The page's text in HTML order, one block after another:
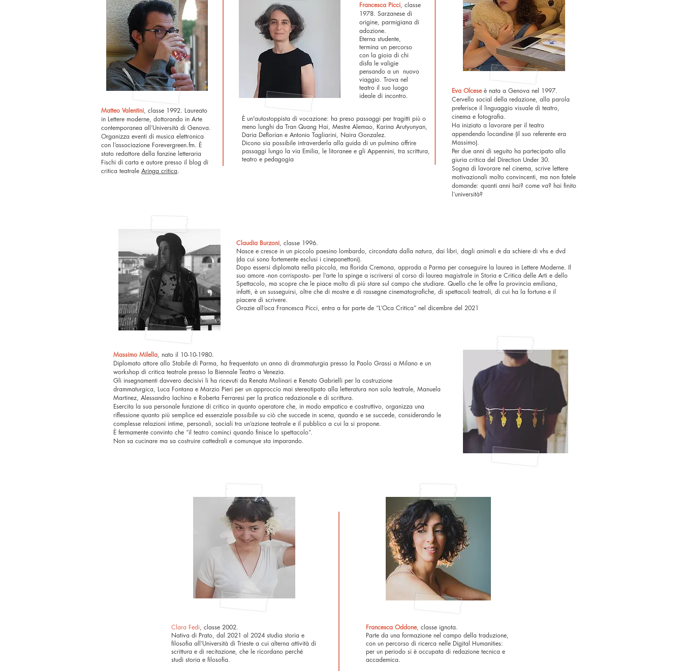
Francesca Picci, classe
1978. Sarzanese di
origine, parmigiana di
adozione.
Eterna studente,
termina un percorso
con la gioia di chi
disfa le valigie
pensando a un nuovo
viaggio. Trova nel
teatro il suo luogo
ideale di incontro.
Matteo Valentini, classe 1992. Laureato
in Lettere moderne, dottorando in Arte
contemporanea all’Università di Genova.
Organizza eventi di musica elettronica
con l’associazione Forevergreen.fm. È
stato redattore della fanzine letteraria
Fischi di carta e autore presso il blog di
critica teatrale Aringa critica.
È un'autostoppista di vocazione: ha preso passaggi per tragitti più o
meno lunghi da Tran Quang Hai, Mestre Alemao, Karina Arutyunyan,
Daria Deflorian e Antonio Tagliarini, Naira Gonzalez.
Dicono sia possibile intraverderla alla guida di un pulmino offrire
passaggi lungo la via Emilia, le litoranee e gli Appennini, tra scrittura,
teatro e pedagogia
Eva Olceseè nata a Genova nel 1997.
Cervello social della redazione, alla parola
preferisce il linguaggio visuale di teatro,
cinema e fotografia.
Ha iniziato a lavorare per il teatro
appendendo locandine (il suo referente era
Massimo).
Per due anni di seguito ha partecipato alla
giuria critica del Direction Under 30.
Sogna di lavorare nel cinema, scrive lettere
motivazionali molto convincenti, ma non fatele
domande: quanti anni hai? come va? hai finito
l’università?
Claudia Burzoni, classe 1996.
Nasce e cresce in un piccolo paesino lombardo, circondata dalla natura, dai libri, dagli animali e da schiere di vhs e dvd
(da cui sono fortemente esclusi i cinepanettoni).
Dopo essersi diplomata nella piccola, ma florida Cremona, approda a Parma per conseguire la laurea in Lettere Moderne. Il
suo amore -non corrisposto- per l’arte la spinge a iscriversi al corso di laurea magistrale in Storia e Critica delle Arti e dello
Spettacolo, ma scopre che le piace molto di più stare sul campo che studiare. Quello che le offre la provincia emiliana,
infatti, è un susseguirsi, oltre che di mostre e di rassegne cinematografiche, di spettacoli teatrali, di cui ha la fortuna e il
piacere di scrivere.
Grazie all’oca Francesca Picci, entra a far parte de “L’Oca Critica” nel dicembre del 2021
Massimo Milella, nato il 10-10-1980.
Diplomato attore allo Stabile di Parma, ha frequentato un anno di drammaturgia presso la Paolo Grassi a Milano e un
workshop di critica teatrale presso la Biennale Teatro a Venezia.
Gli insegnamenti davvero decisivi li ha ricevuti da Renata Molinari e Renato Gabrielli per la costruzione
drammaturgica, Luca Fontana e Marzio Pieri per un approccio mai stereotipato alla letteratura non solo teatrale, Manuela
Martinez, Alessandro Iachino e Roberta Ferraresi per la pratica redazionale e di scrittura.
Esercita la sua personale funzione di critico in quanto operatore che, in modo empatico e costruttivo, organizza una
riflessione quanto più semplice ed essenziale possibile su ciò che succede in scena, quando e se succede, considerando le
complesse relazioni intime, personali, sociali tra un’azione teatrale e il pubblico a cui la si propone.
È fermamente convinto che “il teatro cominci quando finisce lo spettacolo”.
Non sa cucinare ma sa costruire cattedrali e comunque sta imparando.
Clara Fedi, classe 2002.
Nativa di Prato, dal 2021 al 2024 studia storia e
filosofia all’Università di Trieste a cui alterna attività di
scrittura e di recitazione, che le ricordano perché
studi storia e filosofia.
Francesca Oddone, classe ignota.
Parte da una formazione nel campo della traduzione,
con un percorso di ricerca nelle Digital Humanities:
per un periodo si è occupata di redazione tecnica e
accademica.